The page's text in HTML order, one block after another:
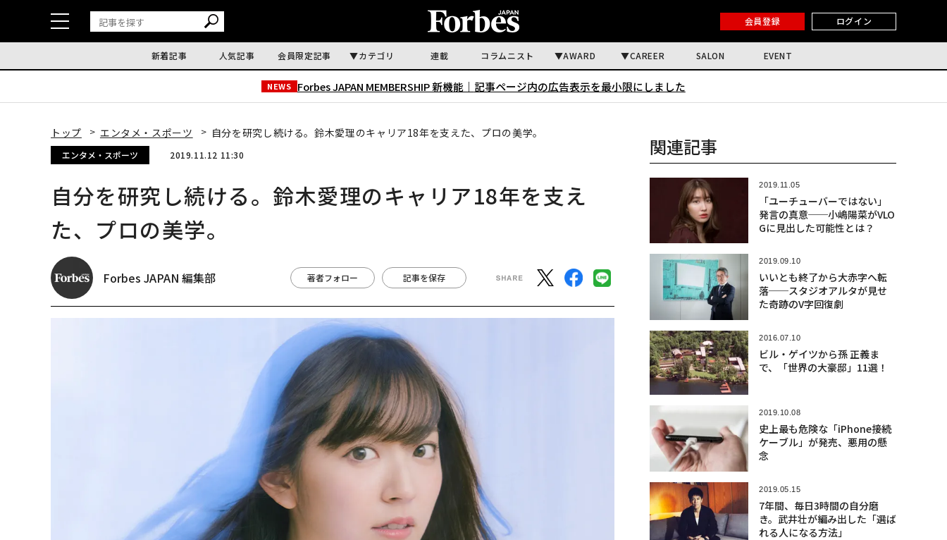
会員登録 ログイン
新着記事 人気記事 会員限定記事 カテゴリ 連載 コラムニスト AWARD CAREER SALON EVENT
NEWS Forbes JAPAN MEMBERSHIP 新機能｜ 記事ページ内の広告表示を最小限にしました
トップ エンタメ・スポーツ 自分を研究し続ける。鈴木愛理のキャリア18年を支えた、プロの美学。
エンタメ・スポーツ 2019.11.12 11:30
自分を研究し続ける。鈴木愛理のキャリア18年を支え
た、プロの美学。
Forbes JAPAN 編集部 著者フォロー 記事を保存
関連記事
2019.11.05
「ユーチューバーではない」
発言の真意──小嶋陽菜がVLO
Gに見出した可能性とは？
2019.09.10
いいとも終了から大赤字へ転
落──スタジオアルタが見せ
た奇跡のV字回復劇
2016.07.10
ビル・ゲイツから孫 正義ま
で、「世界の大豪邸」11選！
2019.10.08
史上最も危険な「iPhone接続
ケーブル」が発売、悪用の懸
念
2019.05.15
7年間、毎日3時間の自分磨
き。武井壮が編み出した「選ば
れる人になる方法」